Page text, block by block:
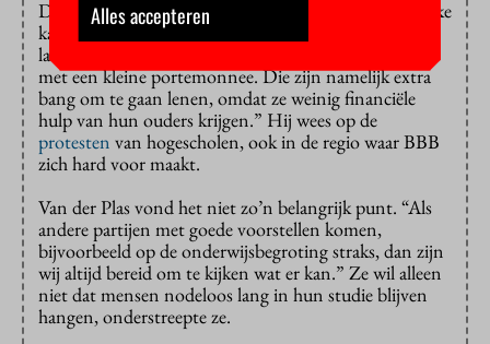
Daarnaast wees hij op hoge studieschulden en ongelijke
kansen: “We weten nu ook uit onderzoek dat de
langstudeerboete vooral studenten raakt van ouders
met een kleine portemonnee. Die zijn namelijk extra
bang om te gaan lenen, omdat ze weinig financiële
hulp van hun ouders krijgen.” Hij wees op de
protesten van hogescholen, ook in de regio waar BBB
zich hard voor maakt.
Van der Plas vond het niet zo’n belangrijk punt. “Als
andere partijen met goede voorstellen komen,
bijvoorbeeld op de onderwijsbegroting straks, dan zijn
wij altijd bereid om te kijken wat er kan.” Ze wil alleen
niet dat mensen nodeloos lang in hun studie blijven
hangen, onderstreepte ze.
Alles accepteren